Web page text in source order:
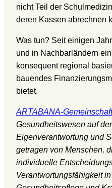
nicht Teil der
deren Kassen abrechnen
Was tun? Seit einigen
und in Nachbarländern
konsequent regional
bauendes
bietet.
ARTABANA-
Gesundheitswesen auf
Eigenverantwortung und
getragen von Menschen,
individuelle
Verantwortungsfähigkeit